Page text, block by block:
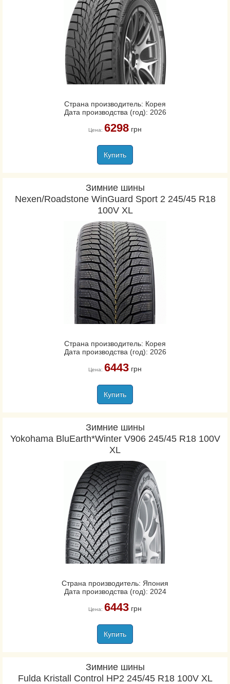
Страна производитель: Корея
Дата производства (год): 2026
Цена: 6298грн
Купить
Зимние шины
Nexen/Roadstone WinGuard Sport 2 245/45 R18
100V XL
Страна производитель: Корея
Дата производства (год): 2026
Цена: 6443грн
Купить
Зимние шины
Yokohama BluEarth*Winter V906 245/45 R18 100V
XL
Страна производитель: Япония
Дата производства (год): 2024
Цена: 6443грн
Купить
Зимние шины
Fulda Kristall Control HP2 245/45 R18 100V XL